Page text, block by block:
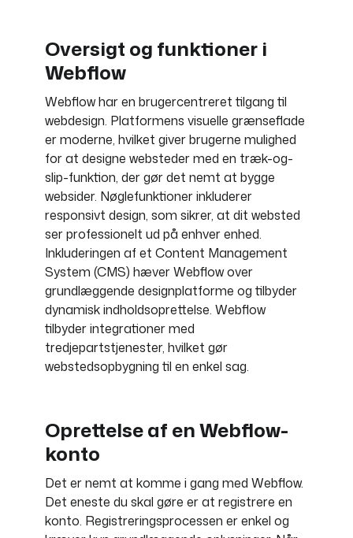
Oversigt og funktioner i
Webflow
Webflow har en brugercentreret tilgang til
webdesign. Platformens visuelle grænseflade
er moderne, hvilket giver brugerne mulighed
for at designe websteder med en træk-og-
slip-funktion, der gør det nemt at bygge
websider. Nøglefunktioner inkluderer
responsivt design, som sikrer, at dit websted
ser professionelt ud på enhver enhed.
Inkluderingen af et Content Management
System (CMS) hæver Webflow over
grundlæggende designplatforme og tilbyder
dynamisk indholdsoprettelse. Webflow
tilbyder integrationer med
tredjepartstjenester, hvilket gør
webstedsopbygning til en enkel sag.
Oprettelse af en Webflow-
konto
Det er nemt at komme i gang med Webflow.
Det eneste du skal gøre er at registrere en
konto. Registreringsprocessen er enkel og